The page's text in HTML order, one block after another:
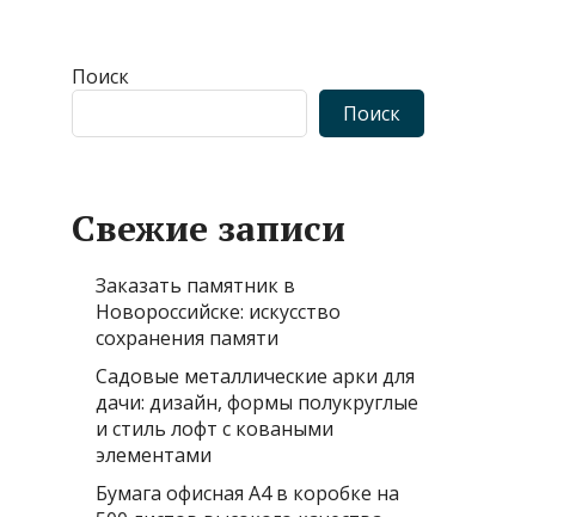
Поиск
Поиск
Свежие записи
Заказать памятник в
Новороссийске: искусство
сохранения памяти
Садовые металлические арки для
дачи: дизайн, формы полукруглые
и стиль лофт с коваными
элементами
Бумага офисная А4 в коробке на